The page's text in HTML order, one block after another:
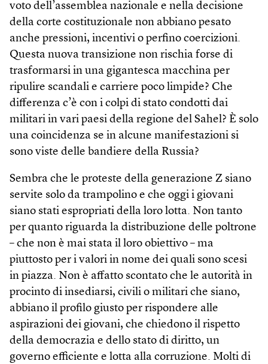
voto dell’assemblea nazionale e nella decisione
della corte costituzionale non abbiano pesato
anche pressioni, incentivi o perfino coercizioni.
Questa nuova transizione non rischia forse di
trasformarsi in una gigantesca macchina per
ripulire scandali e carriere poco limpide? Che
differenza c’è con i colpi di stato condotti dai
militari in vari paesi della regione del Sahel? È solo
una coincidenza se in alcune manifestazioni si
sono viste delle bandiere della Russia?
Sembra che le proteste della generazione Z siano
servite solo da trampolino e che oggi i giovani
siano stati espropriati della loro lotta. Non tanto
per quanto riguarda la distribuzione delle poltrone
– che non è mai stata il loro obiettivo – ma
piuttosto per i valori in nome dei quali sono scesi
in piazza. Non è affatto scontato che le autorità in
procinto di insediarsi, civili o militari che siano,
abbiano il profilo giusto per rispondere alle
aspirazioni dei giovani, che chiedono il rispetto
della democrazia e dello stato di diritto, un
governo efficiente e lotta alla corruzione. Molti di